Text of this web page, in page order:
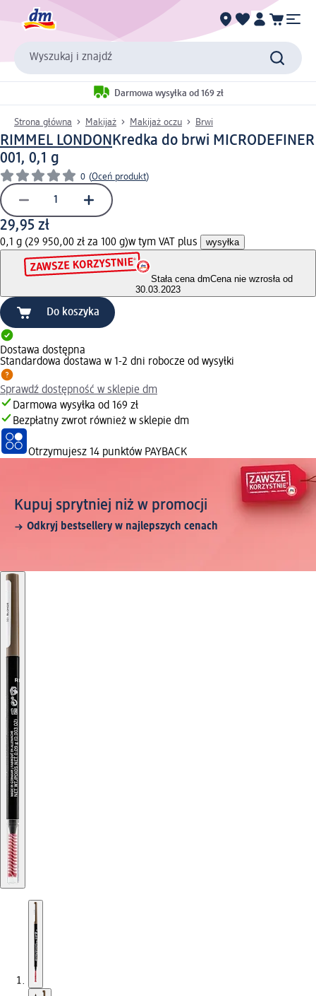
Wyszukaj i znajdź
Darmowa wysyłka od 169 zł
Strona główna Makijaż Makijaż oczu Brwi
RIMMEL LONDON Kredka do brwi MICRODEFINER
001, 0,1 g
0 (Oceń produkt)
29,95 zł
0,1 g (29 950,00 zł za 100 g)w tym VAT plus wysyłka
Stała cena dmCena nie wzrosła od
30.03.2023
Do koszyka
Dostawa dostępna
Standardowa dostawa w 1-2 dni robocze od wysyłki
Sprawdź dostępność w sklepie dm
Darmowa wysyłka od 169 zł
Bezpłatny zwrot również w sklepie dm
Otrzymujesz 14 punktów PAYBACK
Kupuj sprytniej niż w promocji
Odkryj bestsellery w najlepszych cenach